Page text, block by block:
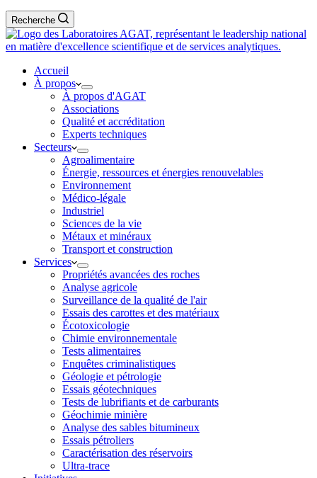
Recherche
Accueil
À propos
À propos d'AGAT
Associations
Qualité et accréditation
Experts techniques
Secteurs
Agroalimentaire
Énergie, ressources et énergies renouvelables
Environnement
Médico-légale
Industriel
Sciences de la vie
Métaux et minéraux
Transport et construction
Services
Propriétés avancées des roches
Analyse agricole
Surveillance de la qualité de l'air
Essais des carottes et des matériaux
Écotoxicologie
Chimie environnementale
Tests alimentaires
Enquêtes criminalistiques
Géologie et pétrologie
Essais géotechniques
Tests de lubrifiants et de carburants
Géochimie minière
Analyse des sables bitumineux
Essais pétroliers
Caractérisation des réservoirs
Ultra-trace